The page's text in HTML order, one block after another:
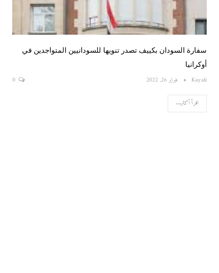
سفارة السودان بكييف تصدر تنويها للسودانيين المتواجدين في
أوكرانيا
Kayali فبراير 26, 2022
اقرأ أكثر...